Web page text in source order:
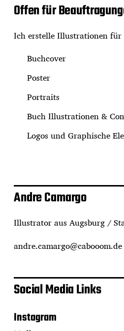
Offen für
Ich erstelle Illustrationen für
Buchcover
Poster
Portraits
Buch Illustrationen &
Logos und Graphische
Andre Camargo
Illustrator aus Augsburg /
andre.camargo@cabooom.de
Social Media Links
Instagram